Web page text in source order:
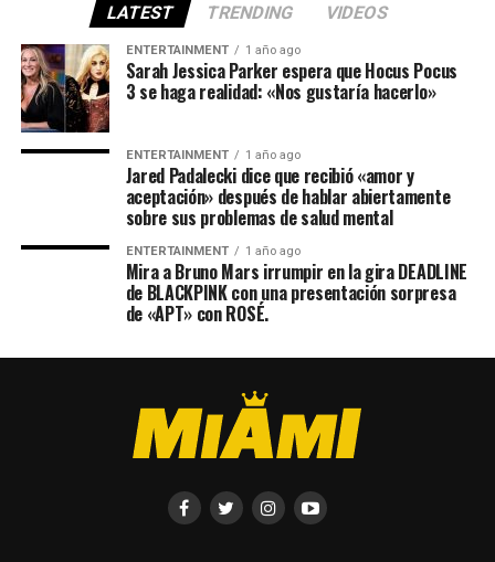
LATEST TRENDING VIDEOS
ENTERTAINMENT 1 año ago
Sarah Jessica Parker espera que Hocus Pocus
3 se haga realidad: «Nos gustaría hacerlo»
ENTERTAINMENT 1 año ago
Jared Padalecki dice que recibió «amor y
aceptación» después de hablar abiertamente
sobre sus problemas de salud mental
ENTERTAINMENT 1 año ago
Mira a Bruno Mars irrumpir en la gira DEADLINE
de BLACKPINK con una presentación sorpresa
de «APT» con ROSÉ.